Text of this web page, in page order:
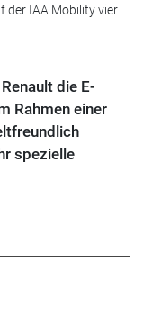
der IAA Mobility vier
die E-
Rahmen einer
spezielle